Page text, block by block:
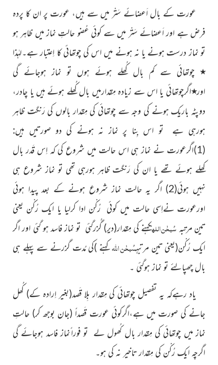
عورت کے بال اَعضائے سَتْر میں سے ہیں، عورت پر ان کا پردہ
فرض ہے اور اَعضائے سَتْر میں سے کوئی عُضو حالتِ نماز میں ظاہر ہو
تو نماز درست ہونے یا نہ ہونے میں اس کی چوتھائی کا اِعتبار ہے۔لہٰذا
٭ چوتھائی سے کم بال کُھلے ہوئے ہوں تو نماز ہوجائے گی
اور٭اگرچوتھائی یا اس سے زیادہ مِقدارمیں بال کُھلے ہوئے ہیں یا چادر،
دوپٹہ باریک ہونے کی وجہ سے چوتھائی کی مِقدار بالوں کی رَنگت ظاہر
ہورہی ہے تو اس بِنا پر نماز نہ ہونے کی دو صورتیں ہیں:
(1)اگرعورت نے نماز ہی اس حالت میں شروع کی کہ اِس قَدر بال
کھلے ہوئے تھے یا ان کی رَنگت ظاہر ہورہی تھی تو نماز شروع ہی
نہیں ہوئی(2) اگر یہ حالت نماز شروع ہونے کے بعد پیدا ہوئی
اورعورت نےاِسی حالت میں کوئی رُکْن ادا کرلیا یا ایک رُکْن یعنی
تین مرتبہ سُبحٰناللہکہنے کی مِقدار(دیر)گُزرگئی تو نماز فاسد ہو گئی اور اگر
ایک رُکْن(یعنی تین مرتبہسُبحٰناللہکہنے )کی مُدت گزرنے سے پہلے ہی
بال چھپالئے تو نماز ہوگئی ۔
یاد رہےکہ یہ تفصیل چوتھائی کی مِقدار بِلا قَصد(بغیر اِرادہ کے) کُھل
جانے کی صورت میں ہے،اگرکوئی عورت قَصداً (جان بوجھ کر) حالتِ
نماز میں چوتھائی کی مِقدار بال کُھول لے تو فورا ًنماز فاسد ہوجائے گی
اگرچہ ایک رُکْن کی مِقدار تاخیر نہ کی ہو۔